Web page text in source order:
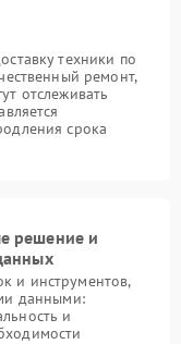
техники по
ремонт,
отслеживать
срока
решение и
и инструментов,
данными:
и